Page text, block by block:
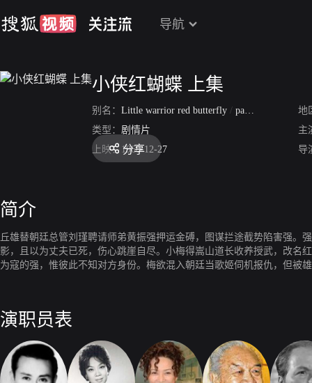
导航
小侠红蝴蝶 上集
别名： Little warrior red butterfly / part one
地
类型： 剧情片
主
上映： 1960-12-27 导
分享
简介
丘雄替朝廷总管刘瑾聘请师弟黄振强押运金磗，图谋拦途截势陷害强
影，且以为丈夫已死，伤心跳崖自尽。小梅得嵩山道长收养授武，改名
为寇的强，惟彼此不知对方身份。梅欲混入朝廷当歌姬伺机报仇，但被
演职员表